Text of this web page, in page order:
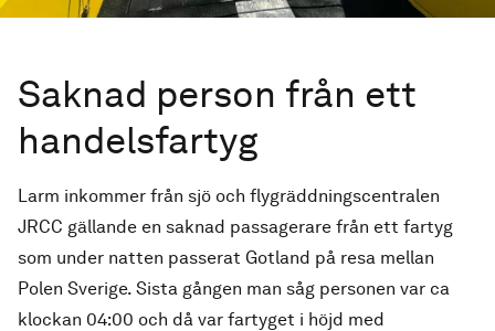
Saknad person från ett
handelsfartyg
Larm inkommer från sjö och flygräddningscentralen
JRCC gällande en saknad passagerare från ett fartyg
som under natten passerat Gotland på resa mellan
Polen Sverige. Sista gången man såg personen var ca
klockan 04:00 och då var fartyget i höjd med